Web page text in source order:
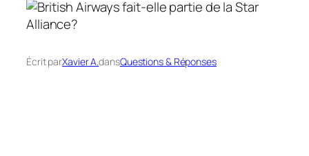
Écrit parXavier A.dansQuestions & Réponses